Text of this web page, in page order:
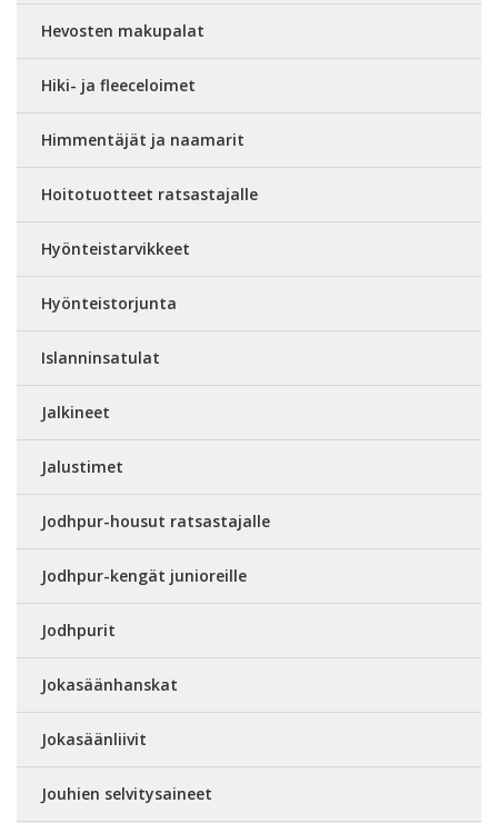
Hevosten makupalat
Hiki- ja fleeceloimet
Himmentäjät ja naamarit
Hoitotuotteet ratsastajalle
Hyönteistarvikkeet
Hyönteistorjunta
Islanninsatulat
Jalkineet
Jalustimet
Jodhpur-housut ratsastajalle
Jodhpur-kengät junioreille
Jodhpurit
Jokasäänhanskat
Jokasäänliivit
Jouhien selvitysaineet